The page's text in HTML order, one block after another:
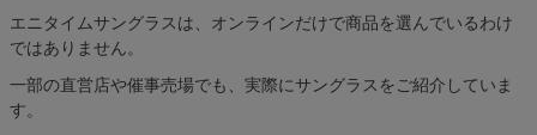
エニタイムサングラスは、オンラインだけで商品を選んでいるわけ
ではありません。
一部の直営店や催事売場でも、実際にサングラスをご紹介していま
す。